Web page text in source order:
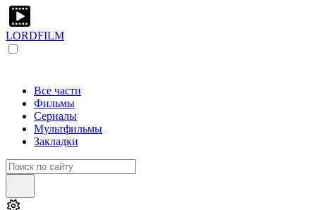
LORDFILM
Все части
Фильмы
Сериалы
Мультфильмы
Закладки